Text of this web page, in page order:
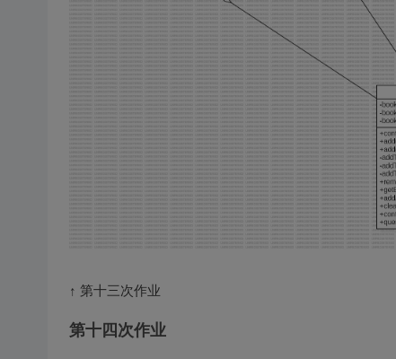
↑ 第十三次作业
第十四次作业